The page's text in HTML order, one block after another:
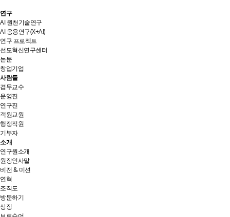
연구
AI 원천기술연구
AI 응용연구(X+AI)
연구 프로젝트
선도혁신연구센터
논문
창업기업
사람들
겸무교수
운영진
연구진
객원교원
행정직원
기부자
소개
연구원소개
원장인사말
비전 & 미션
연혁
조직도
방문하기
상징